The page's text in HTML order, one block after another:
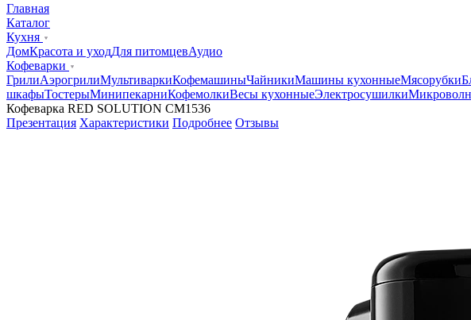
Главная
Каталог
Кухня
ДомКрасота и уходДля питомцевАудио
Кофеварки
ГрилиАэрогрилиМультиваркиКофемашиныЧайникиМашины кухонныеМясорубки
шкафыТостерыМинипекарниКофемолкиВесы кухонныеЭлектросушилки
Кофеварка RED SOLUTION CM1536
Презентация Характеристики Подробнее Отзывы